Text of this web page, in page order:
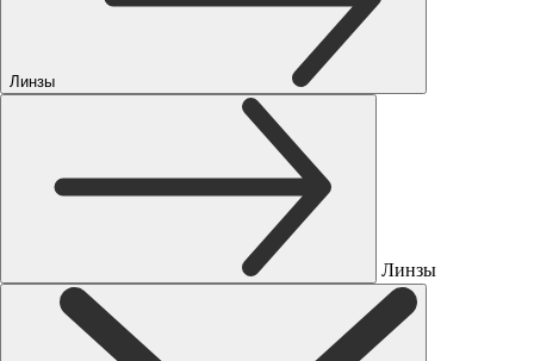
Линзы
Линзы